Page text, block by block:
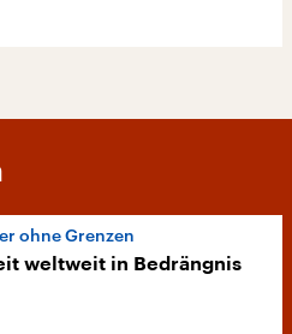
ohne Grenzen
weltweit in Bedrängnis